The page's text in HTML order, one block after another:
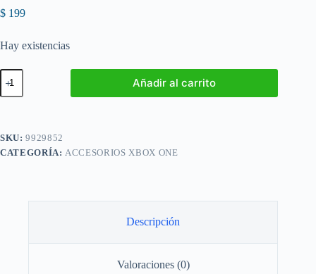
$ 199
Hay existencias
Funda
Protector
Silicona
Para
One
Añadir al carrito
SKU:9929852
CATEGORÍA: ACCESORIOS XBOX ONE
Descripción
Valoraciones (0)